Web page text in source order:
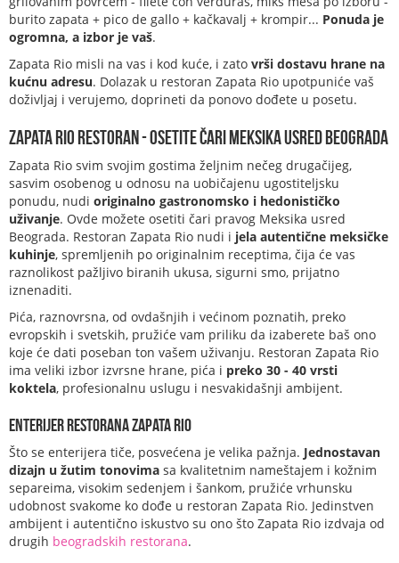
burito zapata + pico de gallo + kačkavalj + krompir... Ponuda je
ogromna, a izbor je vaš.
Zapata Rio misli na vas i kod kuće, i zato vrši dostavu hrane na
kućnu adresu. Dolazak u restoran Zapata Rio upotpuniće vaš
doživljaj i verujemo, doprineti da ponovo dođete u posetu.
Zapata Rio restoran - osetite čari Meksika usred Beograda
Zapata Rio svim svojim gostima željnim nečeg drugačijeg,
sasvim osobenog u odnosu na uobičajenu ugostiteljsku
ponudu, nudi originalno gastronomsko i hedonističko
uživanje. Ovde možete osetiti čari pravog Meksika usred
Beograda. Restoran Zapata Rio nudi i jela autentične meksičke
kuhinje, spremljenih po originalnim receptima, čija će vas
raznolikost pažljivo biranih ukusa, sigurni smo, prijatno
iznenaditi.
Pića, raznovrsna, od ovdašnjih i većinom poznatih, preko
evropskih i svetskih, pružiće vam priliku da izaberete baš ono
koje će dati poseban ton vašem uživanju. Restoran Zapata Rio
ima veliki izbor izvrsne hrane, pića i preko 30 - 40 vrsti
koktela, profesionalnu uslugu i nesvakidašnji ambijent.
Enterijer restorana Zapata Rio
Što se enterijera tiče, posvećena je velika pažnja. Jednostavan
dizajn u žutim tonovima sa kvalitetnim nameštajem i kožnim
separeima, visokim sedenjem i šankom, pružiće vrhunsku
udobnost svakome ko dođe u restoran Zapata Rio. Jedinstven
ambijent i autentično iskustvo su ono što Zapata Rio izdvaja od
drugih beogradskih restorana.